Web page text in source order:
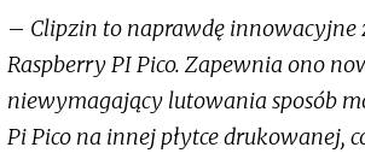
– Clipzin to naprawdę innowacyjne
Raspberry PI Pico. Zapewnia ono
niewymagający lutowania sposób
Pi Pico na innej płytce drukowanej,